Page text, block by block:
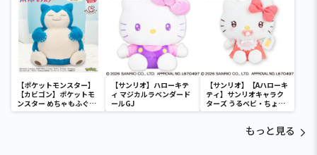
【ポケットモンスター】
【カビゴン】ポケットモ
ンスター めちゃもふぐっ
と ほっこりいやされぬい
【サンリオ】ハローキテ
ィ マジカルラベンダード
ールGJ
【サンリオ】【Aハローキ
ティ】サンリオキャラク
ターズ うるベビ・ちょい
デカドール
もっと見る